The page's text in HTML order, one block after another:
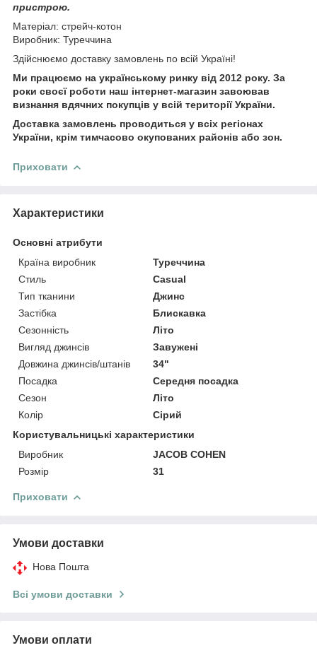
пристрою.
Матеріал: стрейч-котон
Виробник: Туреччина
Здійснюємо доставку замовлень по всій Україні!
Ми працюємо на українському ринку від 2012 року. За
роки своєї роботи наш інтернет-магазин завоював
визнання вдячних покупців у всій території України.
Доставка замовлень проводиться у всіх регіонах
України, крім тимчасово окупованих районів або зон.
Приховати
Характеристики
Основні атрибути
Країна виробник
Туреччина
Стиль
Casual
Тип тканини
Джинс
Застібка
Блискавка
Сезонність
Літо
Вигляд джинсів
Завужені
Довжина джинсів/штанів
34"
Посадка
Середня посадка
Сезон
Літо
Колір
Сірий
Користувальницькі характеристики
Виробник
JACOB COHEN
Розмір
31
Приховати
Умови доставки
Нова Пошта
Всі умови доставки
Умови оплати